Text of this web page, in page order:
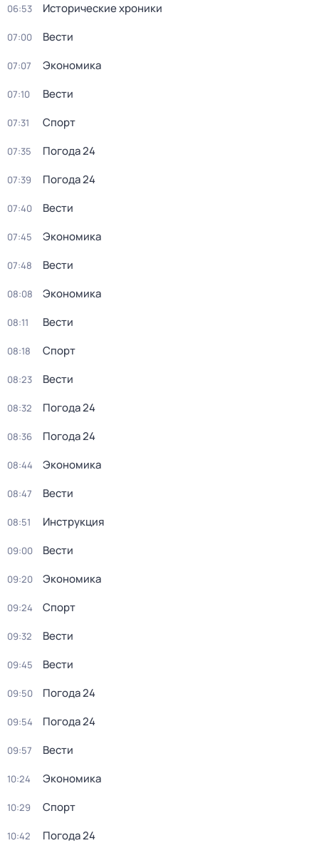
06:53 Исторические хроники
07:00 Вести
07:07 Экономика
07:10 Вести
07:31 Спорт
07:35 Погода 24
07:39 Погода 24
07:40 Вести
07:45 Экономика
07:48 Вести
08:08 Экономика
08:11 Вести
08:18 Спорт
08:23 Вести
08:32 Погода 24
08:36 Погода 24
08:44 Экономика
08:47 Вести
08:51 Инструкция
09:00 Вести
09:20 Экономика
09:24 Спорт
09:32 Вести
09:45 Вести
09:50 Погода 24
09:54 Погода 24
09:57 Вести
10:24 Экономика
10:29 Спорт
10:42 Погода 24